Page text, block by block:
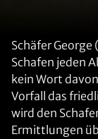
Schäfer
Schafen jeden
kein Wort
Vorfall das
wird den
Ermittlungen